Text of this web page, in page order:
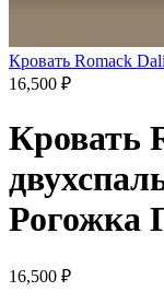
Кровать Romack
16,500 ₽
Кровать
Рогожка
16,500 ₽